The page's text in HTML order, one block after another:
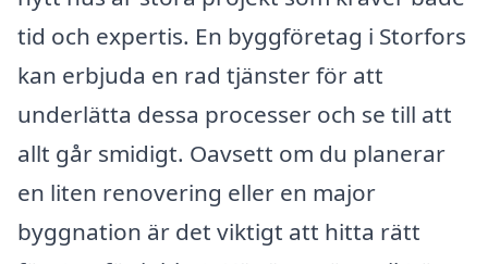
tid och expertis. En byggföretag i Storfors
kan erbjuda en rad tjänster för att
underlätta dessa processer och se till att
allt går smidigt. Oavsett om du planerar
en liten renovering eller en major
byggnation är det viktigt att hitta rätt